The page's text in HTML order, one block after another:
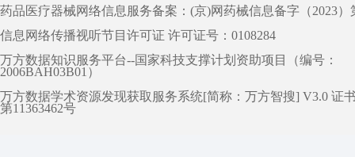
药品医疗器械网络信息服务备案：(京)网药械信息备字（2023）
信息网络传播视听节目许可证 许可证号：0108284
万方数据知识服务平台--国家科技支撑计划资助项目（编号：
2006BAH03B01）
万方数据学术资源发现获取服务系统[简称：万方智搜] V3.0 证
第11363462号